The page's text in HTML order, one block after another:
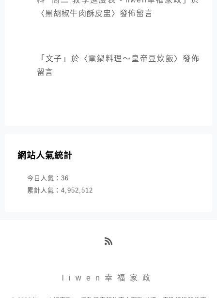
〈黑胡椒牛肉酥皮盅 〉發佈留言
「 文子 」於〈電鍋料理～皇帝豆炊飯〉發佈
留言
網站人氣統計
今日人氣： 36
累計人氣： 4,952,512
liwen幸福家政